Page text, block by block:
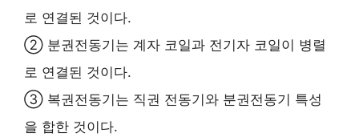
로 연결된 것이다.
② 분권전동기는 계자 코일과 전기자 코일이 병렬
로 연결된 것이다.
③ 복권전동기는 직권 전동기와 분권전동기 특성
을 합한 것이다.